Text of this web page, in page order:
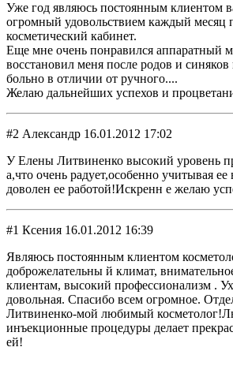
Уже год являюсь постоянным клиентом
огромный удовольствием каждый месяц
косметический кабинет.
Еще мне очень понравился аппаратный
восстановил меня после родов и синяков
больно в отличии от ручного....
Желаю дальнейших успехов и
#2 Александр 16.01.2012 17:02
У Елены Литвиненко высокий уровень
а,что очень радует,особенно учитывая ее
доволен ее работой!Искренн е желаю
#1 Ксения 16.01.2012 16:39
Являюсь постоянным клиентом
доброжелательны й климат,
клиентам, высокий профессионализм .
довольная. Спасибо всем огромное.
Литвиненко-мой любимый
инъекционные процедуры делает
ей!